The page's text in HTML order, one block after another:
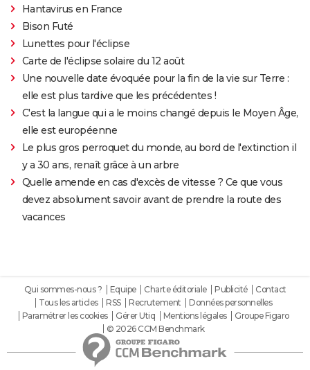
Hantavirus en France
Bison Futé
Lunettes pour l'éclipse
Carte de l'éclipse solaire du 12 août
Une nouvelle date évoquée pour la fin de la vie sur Terre :
elle est plus tardive que les précédentes !
C'est la langue qui a le moins changé depuis le Moyen Âge,
elle est européenne
Le plus gros perroquet du monde, au bord de l'extinction il
y a 30 ans, renaît grâce à un arbre
Quelle amende en cas d'excès de vitesse ? Ce que vous
devez absolument savoir avant de prendre la route des
vacances
Qui sommes-nous ? Equipe Charte éditoriale Publicité
Contact
Tous les articles
RSS Recrutement
Données personnelles
Paramétrer les cookies
Gérer Utiq Mentions légales
Groupe Figaro
© 2026 CCM Benchmark